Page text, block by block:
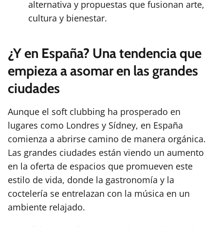
alternativa y propuestas que fusionan arte,
cultura y bienestar.
¿Y en España? Una tendencia que
empieza a asomar en las grandes
ciudades
Aunque el soft clubbing ha prosperado en
lugares como Londres y Sídney, en España
comienza a abrirse camino de manera orgánica.
Las grandes ciudades están viendo un aumento
en la oferta de espacios que promueven este
estilo de vida, donde la gastronomía y la
coctelería se entrelazan con la música en un
ambiente relajado.